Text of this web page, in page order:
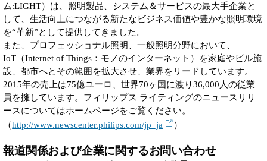
ム:LIGHT）は、照明製品、システム＆サービスの最大手企業と
して、生活向上につながる新たなビジネス価値や豊かな照明環境
を“革新”として提供してきました。
また、プロフェッショナル照明、一般照明分野において、
IoT（Internet of Things：モノのインターネット）を家庭やビル施
設、都市へとその範囲を拡大させ、業界をリードしています。
2015年の売上は75億ユーロ、世界70ヶ国に渡り36,000人の従業
員を擁しています。フィリップス ライティングのニュースリリ
ースについてはホームページをご覧ください。
（http://www.newscenter.philips.com/jp_ja ）
報道関係および企業に関するお問い合わせ